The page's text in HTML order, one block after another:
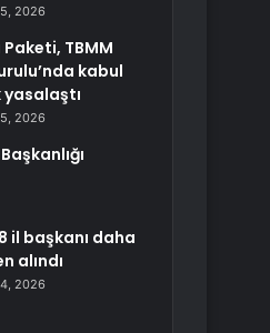
2026
Paketi, TBMM
kabul
2026
il başkanı daha
alındı
2026